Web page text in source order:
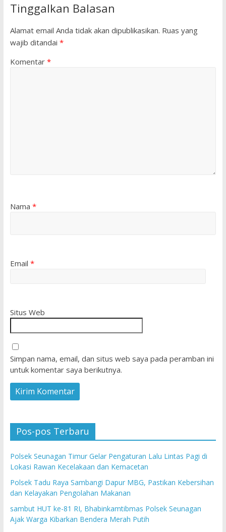
Tinggalkan Balasan
Alamat email Anda tidak akan dipublikasikan. Ruas yang
wajib ditandai *
Komentar *
Nama *
Email *
Situs Web
Simpan nama, email, dan situs web saya pada peramban ini
untuk komentar saya berikutnya.
Pos-pos Terbaru
Polsek Seunagan Timur Gelar Pengaturan Lalu Lintas Pagi di
Lokasi Rawan Kecelakaan dan Kemacetan
Polsek Tadu Raya Sambangi Dapur MBG, Pastikan Kebersihan
dan Kelayakan Pengolahan Makanan
sambut HUT ke-81 RI, Bhabinkamtibmas Polsek Seunagan
Ajak Warga Kibarkan Bendera Merah Putih